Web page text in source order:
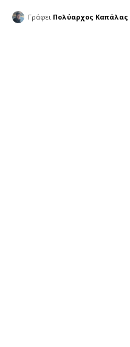
Γράφει Πολύαρχος Καπάλας